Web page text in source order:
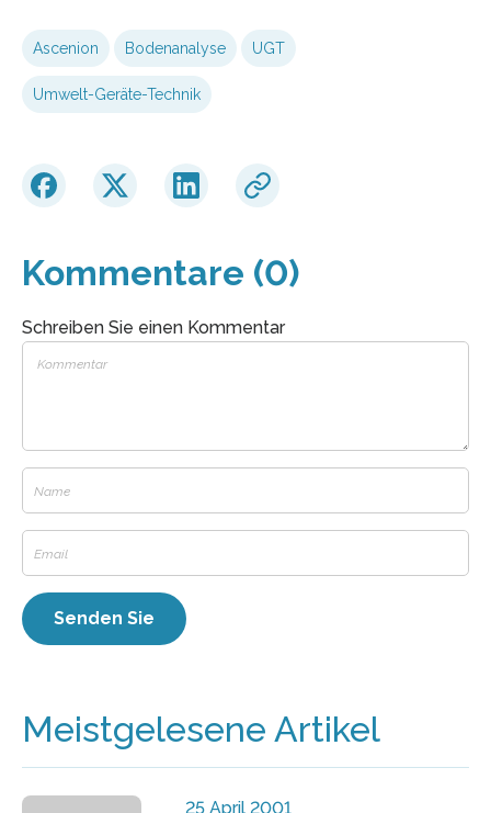
Ascenion Bodenanalyse UGT
Umwelt-Geräte-Technik
Kommentare (0)
Schreiben Sie einen Kommentar
Meistgelesene Artikel
25 April 2001